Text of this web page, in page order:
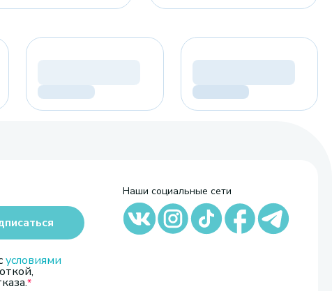
условиями
Наши социальные сети